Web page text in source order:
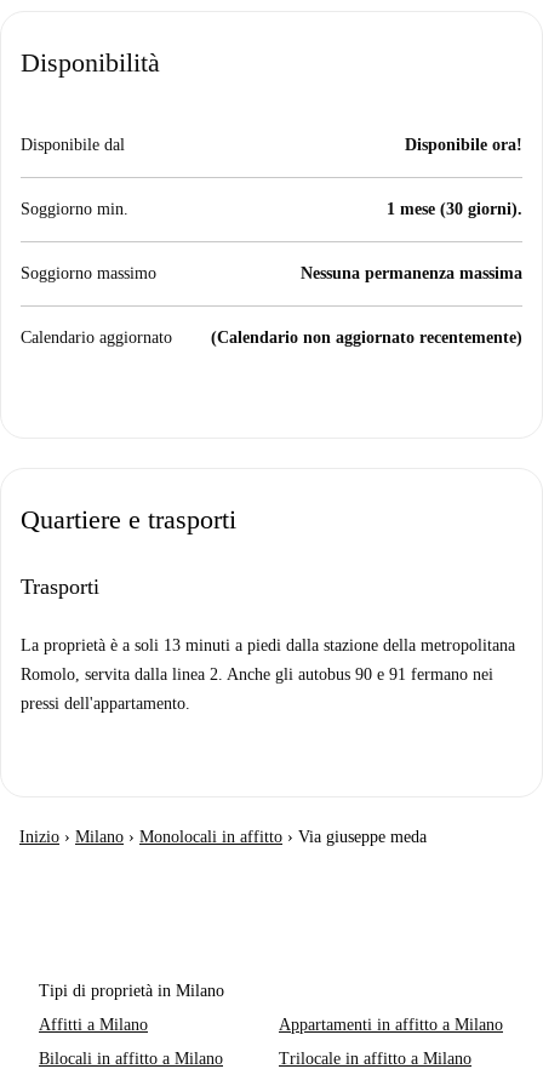
Disponibilità
Disponibile dal Disponibile ora!
Soggiorno min. 1 mese (30 giorni).
Soggiorno massimo Nessuna permanenza massima
Calendario aggiornato (Calendario non aggiornato recentemente)
Quartiere e trasporti
Trasporti
La proprietà è a soli 13 minuti a piedi dalla stazione della metropolitana
Romolo, servita dalla linea 2. Anche gli autobus 90 e 91 fermano nei
pressi dell'appartamento.
Inizio › Milano › Monolocali in affitto › Via giuseppe meda
Tipi di proprietà in Milano
Affitti a Milano
Appartamenti in affitto a Milano
Bilocali in affitto a Milano
Trilocale in affitto a Milano